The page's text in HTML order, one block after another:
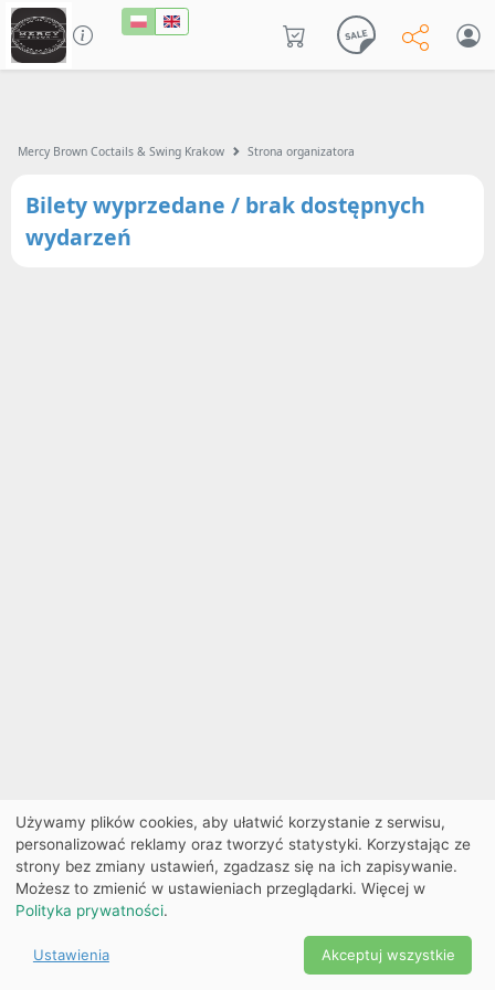
Mercy Brown Coctails & Swing Krakow Strona organizatora
Bilety wyprzedane / brak dostępnych
wydarzeń
Ekobilet2026 |
Ustawienia
cookies
2026
Używamy plików cookies, aby ułatwić korzystanie z serwisu,
personalizować reklamy oraz tworzyć statystyki. Korzystając ze
strony bez zmiany ustawień, zgadzasz się na ich zapisywanie.
Możesz to zmienić w ustawieniach przeglądarki. Więcej w
Polityka prywatności.
Ustawienia Akceptuj wszystkie